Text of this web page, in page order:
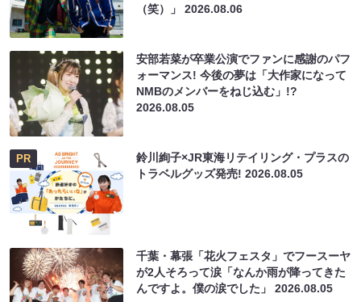
（笑）」2026.08.06
安部若菜が卒業公演でファンに感謝のパフ
ォーマンス! 今後の夢は「大作家になって
NMBのメンバーをねじ込む」!?
2026.08.05
PR
鈴川絢子×JR東海リテイリング・プラスの
トラベルグッズ発売!2026.08.05
千葉・幕張「花火フェスタ」でフースーヤ
が2人そろって涙「なんか雨が降ってきた
んですよ。僕の涙でした」2026.08.05